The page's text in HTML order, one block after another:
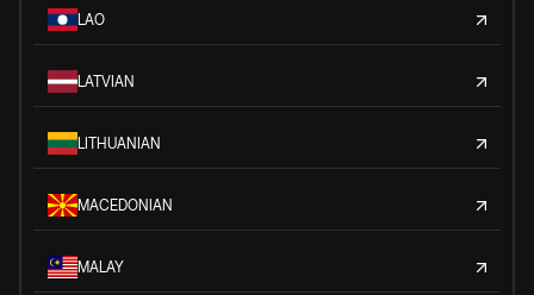
LAO
LATVIAN
LITHUANIAN
MACEDONIAN
MALAY